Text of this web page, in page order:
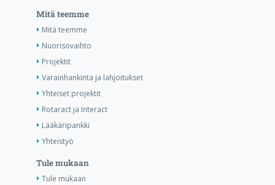
Mitä teemme
Mitä teemme
Nuorisovaihto
Projektit
Varainhankinta ja lahjoitukset
Yhteiset projektit
Rotaract ja Interact
Lääkäripankki
Yhteistyö
Tule mukaan
Tule mukaan